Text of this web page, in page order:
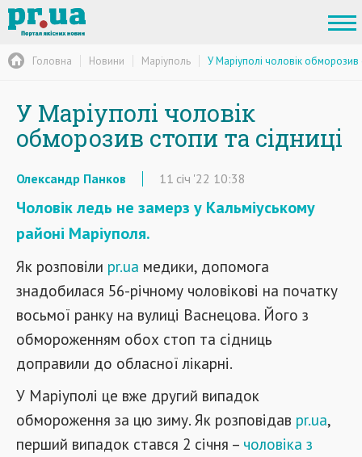
Головна Новини Маріуполь У Маріуполі чоловік обморозив
У Маріуполі чоловік
обморозив стопи та сідниці
Олександр Панков 11 січ '22 10:38
Чоловік ледь не замерз у Кальміуському
районі Маріуполя.
Як розповіли pr.ua медики, допомога
знадобилася 56-річному чоловікові на початку
восьмої ранку на вулиці Васнецова. Його з
обмороженням обох стоп та сідниць
доправили до обласної лікарні.
У Маріуполі це вже другий випадок
обмороження за цю зиму. Як розповідав pr.ua,
перший випадок стався 2 січня – чоловіка з